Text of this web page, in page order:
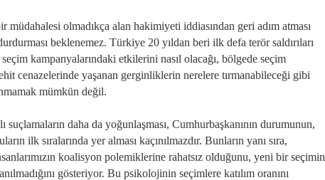
olmadıkça alan hakimiyeti iddiasından geri adım atması
beklenemez. Türkiye 20 yıldan beri ilk defa terör saldırıları
kampanyalarındaki etkilerini nasıl olacağı, bölgede seçim
cenazelerinde yaşanan gerginliklerin nerelere tırmanabileceği gibi
mümkün değil.
suçlamaların daha da yoğunlaşması, Cumhurbaşkanının durumunun,
ilk sıralarında yer alması kaçınılmazdır. Bunların yanı sıra,
koalisyon polemiklerine rahatsız olduğunu, yeni bir seçimin
gösteriyor. Bu psikolojinin seçimlere katılım oranını